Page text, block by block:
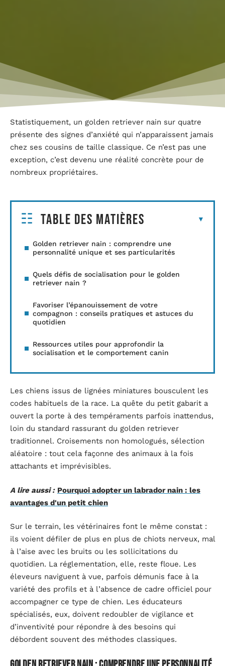
Statistiquement, un golden retriever nain sur quatre
présente des signes d’anxiété qui n’apparaissent jamais
chez ses cousins de taille classique. Ce n’est pas une
exception, c’est devenu une réalité concrète pour de
nombreux propriétaires.
Table des matières
Golden retriever nain : comprendre une
personnalité unique et ses particularités
Quels défis de socialisation pour le golden
retriever nain ?
Favoriser l’épanouissement de votre
compagnon : conseils pratiques et astuces du
quotidien
Ressources utiles pour approfondir la
socialisation et le comportement canin
Les chiens issus de lignées miniatures bousculent les
codes habituels de la race. La quête du petit gabarit a
ouvert la porte à des tempéraments parfois inattendus,
loin du standard rassurant du golden retriever
traditionnel. Croisements non homologués, sélection
aléatoire : tout cela façonne des animaux à la fois
attachants et imprévisibles.
A lire aussi : Pourquoi adopter un labrador nain : les
avantages d'un petit chien
Sur le terrain, les vétérinaires font le même constat :
ils voient défiler de plus en plus de chiots nerveux, mal
à l’aise avec les bruits ou les sollicitations du
quotidien. La réglementation, elle, reste floue. Les
éleveurs naviguent à vue, parfois démunis face à la
variété des profils et à l’absence de cadre officiel pour
accompagner ce type de chien. Les éducateurs
spécialisés, eux, doivent redoubler de vigilance et
d’inventivité pour répondre à des besoins qui
débordent souvent des méthodes classiques.